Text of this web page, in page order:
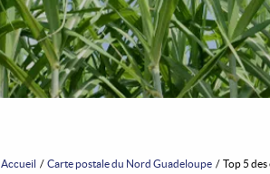
Accueil Carte postale du Nord Guadeloupe Top 5